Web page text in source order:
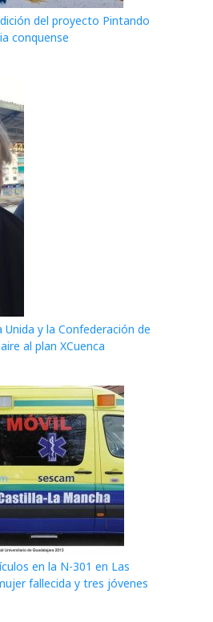
del proyecto Pintando
conquense
Unida y la Confederación de
al plan XCuenca
en la N-301 en Las
fallecida y tres jóvenes